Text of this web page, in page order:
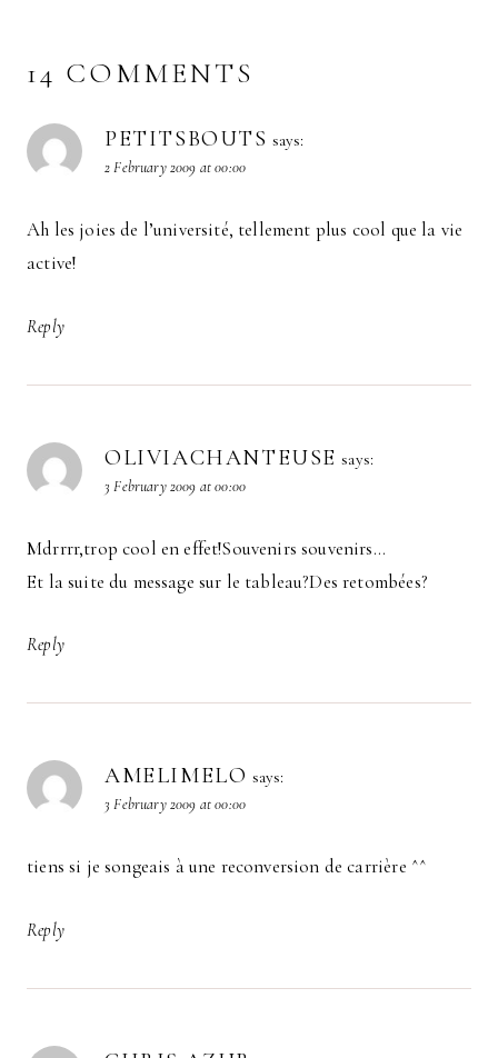
14 COMMENTS
PETITSBOUTS says:
2 February 2009 at 00:00
Ah les joies de l’université, tellement plus cool que la vie
active!
Reply
OLIVIACHANTEUSE says:
3 February 2009 at 00:00
Mdrrrr,trop cool en effet!Souvenirs souvenirs…
Et la suite du message sur le tableau?Des retombées?
Reply
AMELIMELO says:
3 February 2009 at 00:00
tiens si je songeais à une reconversion de carrière ^^
Reply